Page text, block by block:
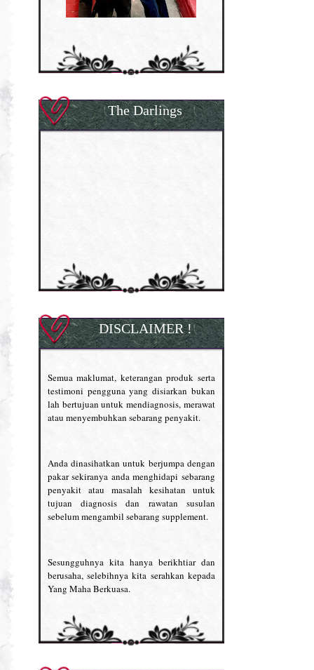
The Darlings
DISCLAIMER !
Semua maklumat, keterangan produk serta
testimoni pengguna yang disiarkan bukan
lah bertujuan untuk mendiagnosis, merawat
atau menyembuhkan sebarang penyakit.
Anda dinasihatkan untuk berjumpa dengan
pakar sekiranya anda menghidapi sebarang
penyakit atau masalah kesihatan untuk
tujuan diagnosis dan rawatan susulan
sebelum mengambil sebarang supplement.
Sesungguhnya kita hanya berikhtiar dan
berusaha, selebihnya kita serahkan kepada
Yang Maha Berkuasa.